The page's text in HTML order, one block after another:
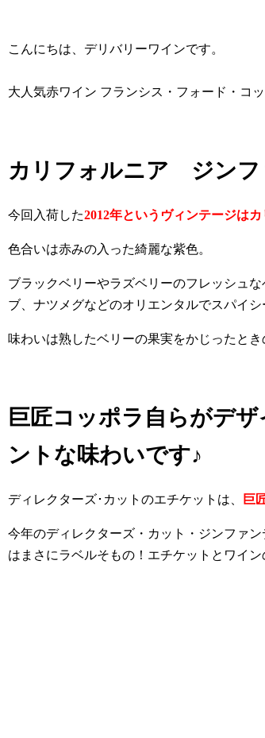
こんにちは、デリバリーワインです。
大人気赤ワイン フランシス・フォード・
カリフォルニア ジンフ
今回入荷した2012年というヴィンテージは
色合いは赤みの入った綺麗な紫色。
ブラックベリーやラズベリーのフレッシュ
ブ、ナツメグなどのオリエンタルでスパイ
味わいは熟したベリーの果実をかじったと
巨匠コッポラ自らがデ
ントな味わいです♪
ディレクターズ･カットのエチケットは、 巨
今年のディレクターズ・カット・ジンファ
はまさにラベルそもの！エチケットとワイ